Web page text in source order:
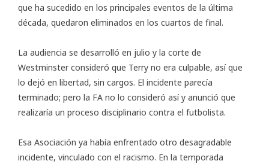
que ha sucedido en los principales eventos de la última
década, quedaron eliminados en los cuartos de final.
La audiencia se desarrolló en julio y la corte de
Westminster consideró que Terry no era culpable, así que
lo dejó en libertad, sin cargos. El incidente parecía
terminado; pero la FA no lo consideró así y anunció que
realizaría un proceso disciplinario contra el futbolista.
Esa Asociación ya había enfrentado otro desagradable
incidente, vinculado con el racismo. En la temporada